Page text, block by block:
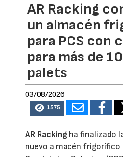
AR Racking
un almacén
para PCS con
para más de
palets
03/08/2026
1575
AR Racking ha finalizado
nuevo almacén frigorífico